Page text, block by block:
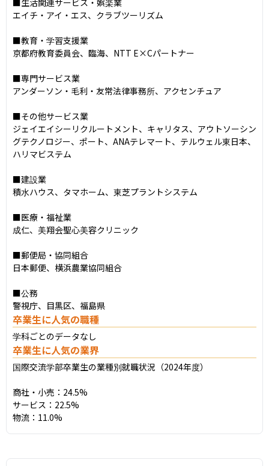
エイチ・アイ・エス、クラブツーリズム
■教育・学習支援業
京都府教育委員会、臨海、NTT E×Cパートナー
■専門サービス業
アンダーソン・毛利・友常法律事務所、アクセンチュア
■その他サービス業
ジェイエイシーリクルートメント、キャリタス、アウトソーシン
グテクノロジー、ポート、ANAテレマート、テルウェル東日本、
ハリマビステム
■建設業
積水ハウス、タマホーム、東芝プラントシステム
■医療・福祉業
成仁、美翔会聖心美容クリニック
■郵便局・協同組合
日本郵便、横浜農業協同組合
■公務
警視庁、目黒区、福島県
卒業生に人気の職種
学科ごとのデータなし
卒業生に人気の業界
国際交流学部卒業生の業種別就職状況（2024年度）
商社・小売：24.5%
サービス：22.5%
物流：11.0%